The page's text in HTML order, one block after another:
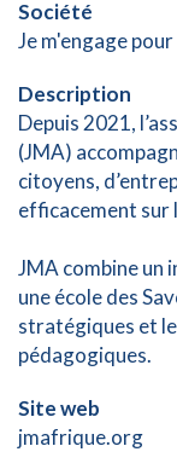
Société
Je m'engage
Description
Depuis 2021,
(JMA)
citoyens,
efficacement sur
JMA combine un
une école des
stratégiques et
pédagogiques.
Site web
jmafrique.org